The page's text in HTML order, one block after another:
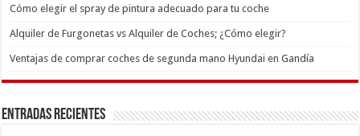
Cómo elegir el spray de pintura adecuado para tu coche
Alquiler de Furgonetas vs Alquiler de Coches; ¿Cómo elegir?
Ventajas de comprar coches de segunda mano Hyundai en Gandía
Entradas recientes